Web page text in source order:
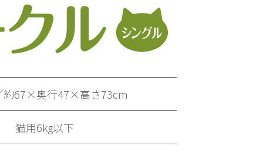
約67×奥行47×高さ73cm
猫用6kg以下